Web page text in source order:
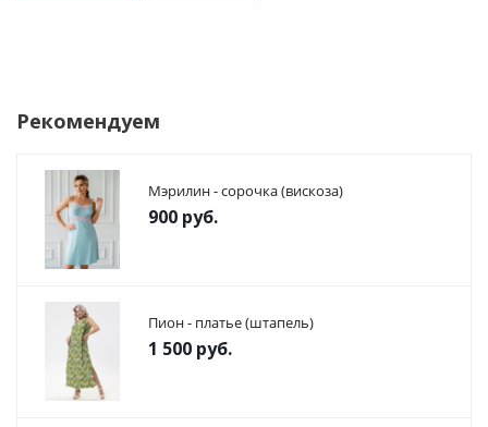
Рекомендуем
Мэрилин - сорочка (вискоза)
900 руб.
Пион - платье (штапель)
1 500 руб.